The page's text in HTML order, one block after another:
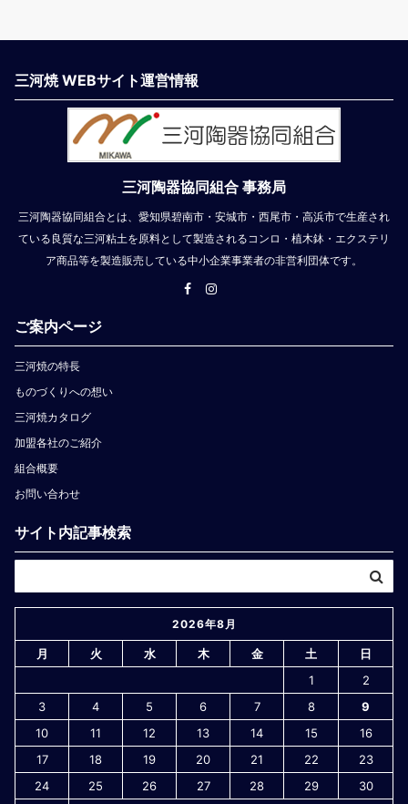
三河焼 WEBサイト運営情報
三河陶器協同組合 事務局
三河陶器協同組合とは、愛知県碧南市・安城市・西尾市・高浜市で生産され
ている良質な三河粘土を原料として製造されるコンロ・植木鉢・エクステリ
ア商品等を製造販売している中小企業事業者の非営利団体です。
ご案内ページ
三河焼の特長
ものづくりへの想い
三河焼カタログ
加盟各社のご紹介
組合概要
お問い合わせ
サイト内記事検索
2026年8月
月 火 水 木 金 土
日
1
2
3
4 5 6 7 8
9
10
11 12 13 14 15
16
17
18 19 20 21 22
23
24
25 26 27 28 29 30